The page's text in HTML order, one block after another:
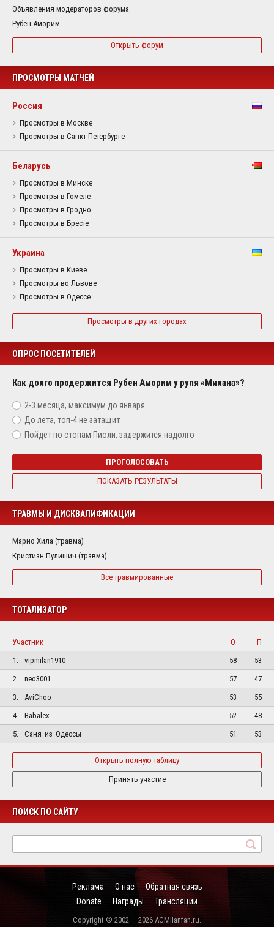
Объявления модераторов форума
Рубен Аморим
Открыть форум
ПРОСМОТРЫ МАТЧЕЙ
Россия
Просмотры в Москве
Просмотры в Санкт-Петербурге
Беларусь
Просмотры в Минске
Просмотры в Гомеле
Просмотры в Гродно
Просмотры в Бресте
Украина
Просмотры в Киеве
Просмотры во Львове
Просмотры в Одессе
Просмотры в других городах
ОПРОС ПОСЕТИТЕЛЕЙ
Как долго продержится Рубен Аморим у руля «Милана»?
2-3 месяца, максимум до января
До лета, топ-4 не затащит
Пойдет по стопам Пиоли, задержится надолго
ПРОГОЛОСОВАТЬ
ПОКАЗАТЬ РЕЗУЛЬТАТЫ
ТРАВМЫ И ДИСКВАЛИФИКАЦИИ
Марио Хила (травма)
Кристиан Пулишич (травма)
Все травмированные
ТОТАЛИЗАТОР
Участник О
П
1.
vipmilan1910 58
53
2.
neo3001 57
47
3.
AviChoo 53
55
4.
Babalex 52
48
5.
Саня_из_Одессы 51 53
Открыть полную таблицу
Принять участие
ПОИСК ПО САЙТУ
Реклама О нас
Обратная связь
Donate
Награды Трансляции
Copyright © 2002 — 2026 ACMilanfan.ru.